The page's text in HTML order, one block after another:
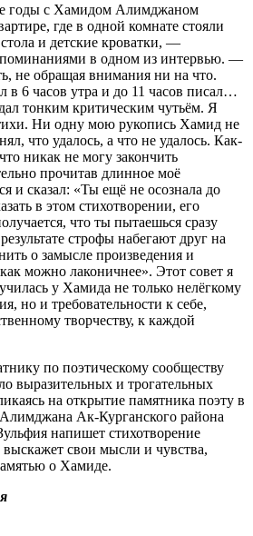
годы с Хамидом Алимджаном
где в одной комнате стояли
и детские кроватки, —
в одном из интервью. —
не обращая внимания ни на что.
в 6 часов утра и до 11 часов писал…
тонким критическим чутьём. Я
Ни одну мою рукопись Хамид не
что удалось, а что не удалось. Как-
никак не могу закончить
прочитав длинное моё
и сказал: «Ты ещё не осознала до
в этом стихотворении, его
что ты пытаешься сразу
строфы набегают друг на
о замысле произведения и
как можно лаконичнее». Этот совет я
у Хамида не только нелёгкому
но и требовательности к себе,
творчеству, к каждой
по поэтическому сообществу
выразительных и трогательных
на открытие памятника поэту в
Ак-Курганского района
напишет стихотворение
свои мысли и чувства,
о Хамиде.